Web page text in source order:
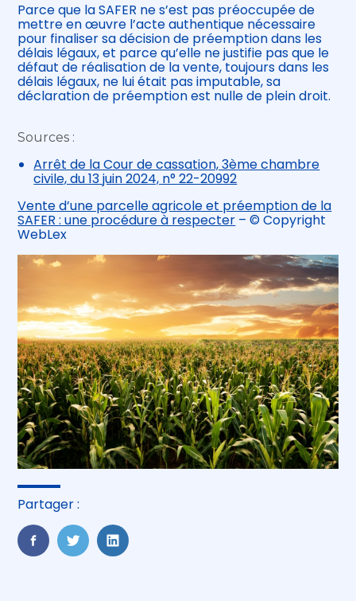
Parce que la SAFER ne s’est pas préoccupée de
mettre en œuvre l’acte authentique nécessaire
pour finaliser sa décision de préemption dans les
délais légaux, et parce qu’elle ne justifie pas que le
défaut de réalisation de la vente, toujours dans les
délais légaux, ne lui était pas imputable, sa
déclaration de préemption est nulle de plein droit.
Sources :
Arrêt de la Cour de cassation, 3ème chambre
civile, du 13 juin 2024, n° 22-20992
Vente d’une parcelle agricole et préemption de la
SAFER : une procédure à respecter – © Copyright
WebLex
Partager :
FaceBook
TwitterLinkedIn